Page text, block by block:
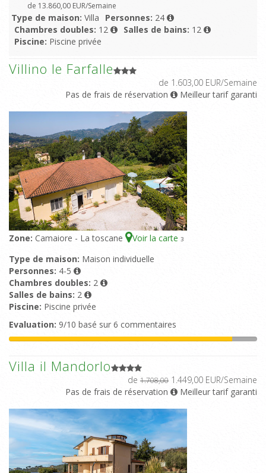
de 13.860,00 EUR/Semaine
Type de maison: Villa Personnes: 24
Chambres doubles: 12 Salles de bains: 12
Piscine: Piscine privée
Villino le Farfalle
de 1.603,00 EUR/Semaine
Pas de frais de réservation
Meilleur tarif garanti
Zone: Camaiore - La toscane Voir la carte 3
Type de maison: Maison individuelle
Personnes: 4-5
Chambres doubles: 2
Salles de bains: 2
Piscine: Piscine privée
Evaluation: 9/10 basé sur 6 commentaires
Villa il Mandorlo
de 1.708,00 1.449,00 EUR/Semaine
Pas de frais de réservation
Meilleur tarif garanti